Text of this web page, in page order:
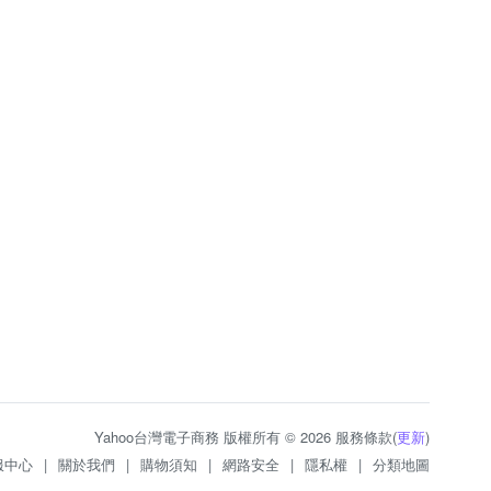
Yahoo台灣電子商務 版權所有 © 2026 服務條款(更新)
中心 | 關於我們 | 購物須知 | 網路安全 | 隱私權 | 分類地圖